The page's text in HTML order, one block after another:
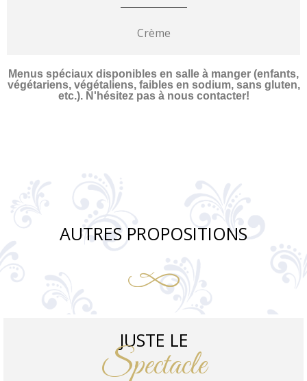
Crème
Menus spéciaux disponibles en salle à manger (enfants,
végétariens, végétaliens, faibles en sodium, sans gluten,
etc.). N'hésitez pas à nous contacter!
AUTRES PROPOSITIONS
JUSTE LE
Spectacle